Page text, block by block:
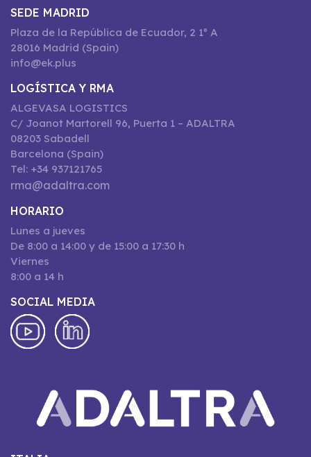
SEDE MADRID
Plaza de la República de Ecuador, 2 1º A
28016 Madrid (Spain)
info@ek.plus
LOGÍSTICA Y RMA
ALGEVASA LOGISTICS
C/ Joanot Martorell 96, Puerta 1 – ADALTRA
08203 Sabadell
Barcelona (Spain)
Tel: +34 937121765
rma@adaltra.com
HORARIO
Lunes a jueves
De 8:00 a 14:00 y de 15:00 a 17:30 h
Viernes
8:00 a 14 h
SOCIAL MEDIA